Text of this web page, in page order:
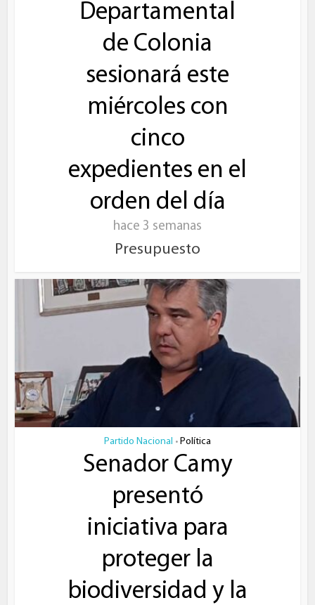
Departamental
de Colonia
sesionará este
miércoles con
cinco
expedientes en el
orden del día
hace 3 semanas
Presupuesto
Partido Nacional • Política
Senador Camy
presentó
iniciativa para
proteger la
biodiversidad y la